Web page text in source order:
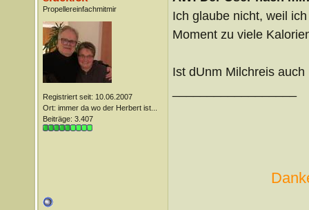
Propellereinfachmitmir
Registriert seit: 10.06.2007
Ort: immer da wo der Herbert ist...
Beiträge: 3.407
Ich glaube nicht, weil
Moment zu viele
Ist dUnm Milchreis auch